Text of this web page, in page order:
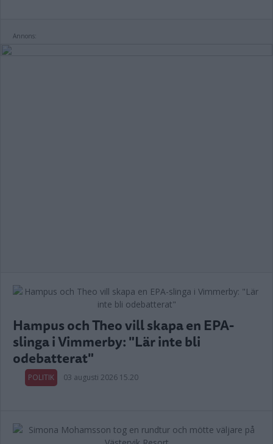
Annons:
Hampus och Theo vill skapa en EPA-
slinga i Vimmerby: "Lär inte bli
odebatterat"
POLITIK 03 augusti 2026 15.20